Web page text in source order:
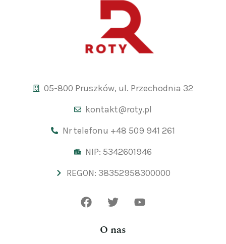
05-800 Pruszków, ul. Przechodnia 32
kontakt@roty.pl
Nr telefonu +48 509 941 261
NIP: 5342601946
REGON: 38352958300000
O nas